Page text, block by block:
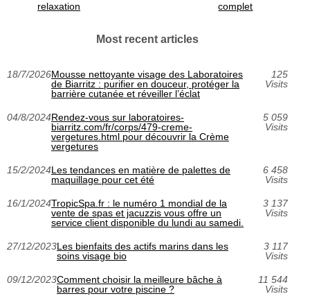
relaxation
complet
Most recent articles
18/7/2026Mousse nettoyante visage des Laboratoires
de Biarritz : purifier en douceur, protéger la
barrière cutanée et réveiller l’éclat
125
Visits
04/8/2024Rendez-vous sur laboratoires-
biarritz.com/fr/corps/479-creme-
vergetures.html pour découvrir la Crème
vergetures
5 059
Visits
15/2/2024Les tendances en matière de palettes de
maquillage pour cet été
6 458
Visits
16/1/2024TropicSpa.fr : le numéro 1 mondial de la
vente de spas et jacuzzis vous offre un
service client disponible du lundi au samedi.
3 137
Visits
27/12/2023Les bienfaits des actifs marins dans les
soins visage bio
3 117
Visits
09/12/2023Comment choisir la meilleure bâche à
barres pour votre piscine ?
11 544
Visits